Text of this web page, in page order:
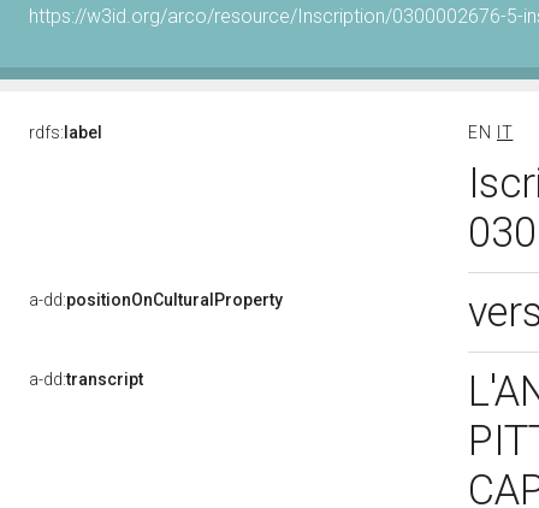
https://w3id.org/arco/resource/Inscription/0300002676-5-
rdfs: label EN IT
a-dd:positionOnCulturalProperty
a-dd:transcript